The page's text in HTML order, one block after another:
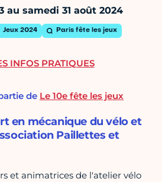
au samedi 31 août 2024
Jeux 2024 Paris fête les jeux
de Le 10e fête les jeux
en mécanique du vélo et
Paillettes et
et animatrices de l'atelier vélo
INFOS PRATIQUES